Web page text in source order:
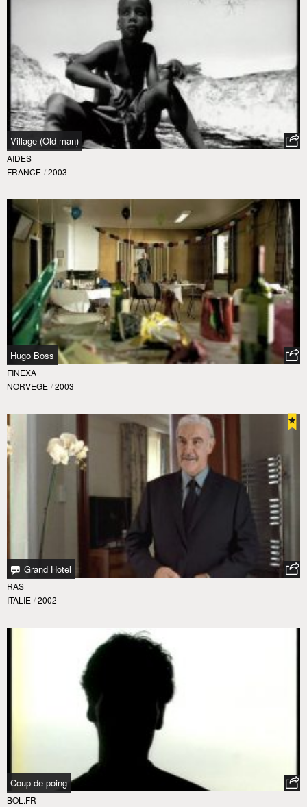
Village (Old man)
AIDES
FRANCE / 2003
Hugo Boss
FINEXA
NORVEGE / 2003
Grand Hotel
RAS
ITALIE / 2002
Coup de poing
BOL.FR